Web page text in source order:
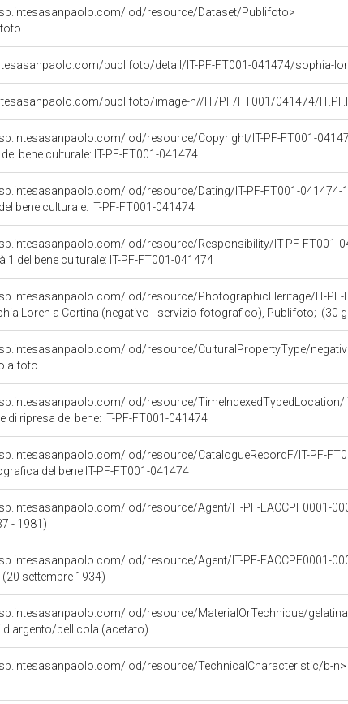
lod/resource/Dataset/Publifoto>
publifoto/image-h//IT/PF/FT001/041474/
lod/resource/Copyright/IT-PF-FT001-
bene culturale: IT-PF-FT001-041474
lod/resource/Dating/IT-PF-FT001-041474-
bene culturale: IT-PF-FT001-041474
lod/resource/Responsibility/IT-PF-FT001-
1 del bene culturale: IT-PF-FT001-041474
lod/resource/PhotographicHeritage/IT-PF-
Loren a Cortina (negativo - servizio fotografico), Publifoto; (30
lod/resource/CulturalPropertyType/
foto
lod/resource/TimeIndexedTypedLocation/
di ripresa del bene: IT-PF-FT001-041474
lod/resource/CatalogueRecordF/IT-PF-
del bene IT-PF-FT001-041474
lod/resource/Agent/IT-PF-EACCPF0001-
- 1981)
lod/resource/Agent/IT-PF-EACCPF0001-
(20 settembre 1934)
lod/resource/MaterialOrTechnique/
d'argento/pellicola (acetato)
lod/resource/TechnicalCharacteristic/b-n>